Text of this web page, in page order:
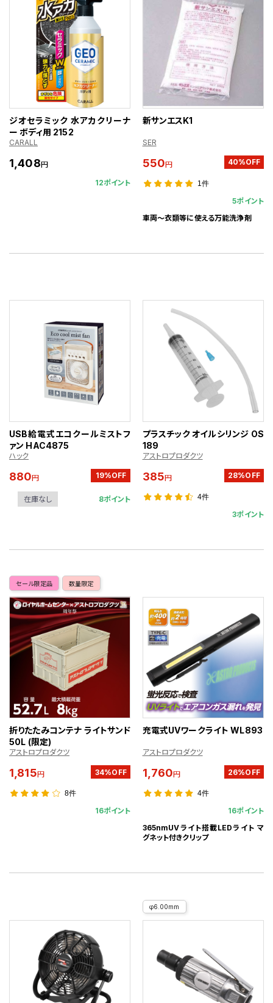
ジオセラミック 水アカクリーナ
ー ボディ用 2152
CARALL
1,408円
12ポイント
新サンエスK1
SER
550円 40%OFF
1件
5ポイント
車両～衣類等に使える万能洗浄剤
USB給電式エコクールミストフ
ァン HAC4875
ハック
880円 19%OFF
在庫なし 8ポイント
プラスチック オイルシリンジ OS
189
アストロプロダクツ
385円 28%OFF
4件
3ポイント
セール限定品 数量限定
折りたたみコンテナ ライトサンド
50L (限定)
アストロプロダクツ
1,815円 34%OFF
8件
16ポイント
充電式UVワークライト WL893
アストロプロダクツ
1,760円 26%OFF
4件
16ポイント
365nmUVライト搭載LEDライト マ
グネット付きクリップ
φ6.00mm